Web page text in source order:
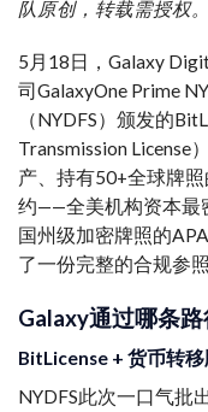
队原创，转载需授权。
5月18日，Galaxy
司GalaxyOne Prime
（NYDFS）颁发的
Transmission License
产、持有50+全球牌
约——全美机构资本最
国州级加密牌照的
了一份完整的合规参照
Galaxy通过哪条
BitLicense + 货币转
NYDFS此次一口气批